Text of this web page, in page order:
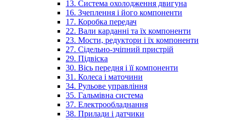
13. Система охолодження двигуна
16. Зчеплення і його компоненти
17. Коробка передач
22. Вали карданні та їх компоненти
23. Мости, редуктори і їх компоненти
27. Сідельно-зчіпний пристрій
29. Підвіска
30. Вісь передня і її компоненти
31. Колеса і маточини
34. Рульове управління
35. Гальмівна система
37. Електрообладнання
38. Прилади і датчики